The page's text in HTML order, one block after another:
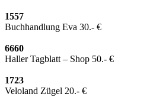
1557
Buchhandlung Eva 30.- €
6660
Haller Tagblatt – Shop 50.- €
1723
Veloland Zügel 20.- €